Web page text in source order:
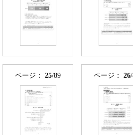
ページ： 25/89 ページ： 26